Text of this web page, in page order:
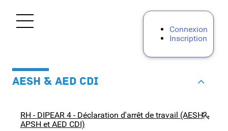
Connexion
Inscription
Ouvrir le menu
Personnels d'encadrement
Premier degré
AESH & AED CDI
RH - DIPEAR 4 - Déclaration d'arrêt de travail (AESH,
APSH et AED CDI)